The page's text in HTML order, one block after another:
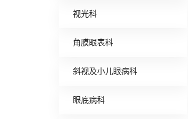
视光科
角膜眼表科
斜视及小儿眼病科
眼底病科